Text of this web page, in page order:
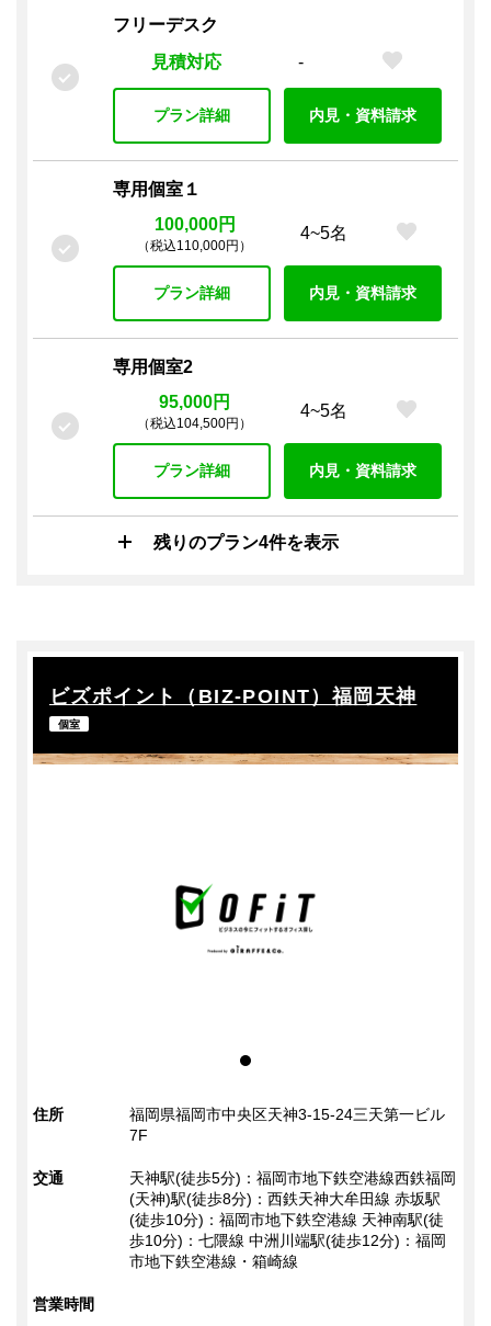
フリーデスク
見積対応
-
プラン詳細 内見・資料請求
専用個室１
100,000円
（税込110,000円）
4~5名
プラン詳細 内見・資料請求
専用個室2
95,000円
（税込104,500円）
4~5名
プラン詳細 内見・資料請求
残りのプラン4件を表示
ビズポイント（BIZ-POINT）福岡天神
個室
住所
福岡県福岡市中央区天神3-15-24三天第一ビル
7F
交通
天神駅(徒歩5分)：福岡市地下鉄空港線西鉄福岡
(天神)駅(徒歩8分)：西鉄天神大牟田線 赤坂駅
(徒歩10分)：福岡市地下鉄空港線 天神南駅(徒
歩10分)：七隈線 中洲川端駅(徒歩12分)：福岡
市地下鉄空港線・箱崎線
営業時間